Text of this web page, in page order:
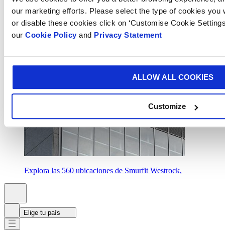
our marketing efforts. Please select the type of cookies you
or disable these cookies click on ‘Customise Cookie
our Cookie Policy and Privacy Statement
ALLOW ALL COOKIES
Customize
Smurfit Kappa y WestRock han completado su transacción
para combinarse, formando Smurfit Westrock
Ubicaciones
Explora las 560 ubicaciones de Smurfit Westrock,
Elige tu país